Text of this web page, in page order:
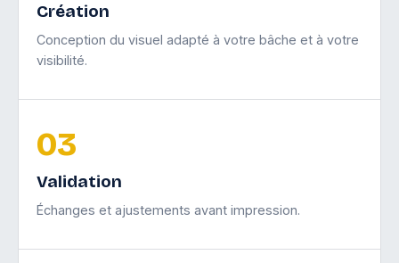
Création
Conception du visuel adapté à votre bâche et à votre
visibilité.
03
Validation
Échanges et ajustements avant impression.